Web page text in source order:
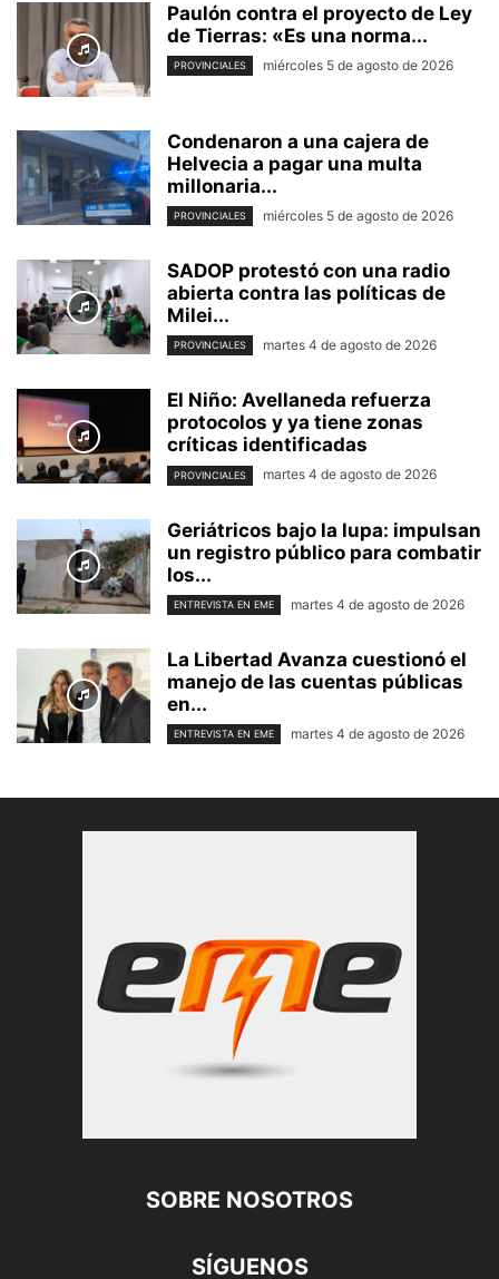
Paulón contra el proyecto de Ley
de Tierras: «Es una norma...
PROVINCIALES miércoles 5 de agosto de 2026
Condenaron a una cajera de
Helvecia a pagar una multa
millonaria...
PROVINCIALES miércoles 5 de agosto de 2026
SADOP protestó con una radio
abierta contra las políticas de
Milei...
PROVINCIALES martes 4 de agosto de 2026
El Niño: Avellaneda refuerza
protocolos y ya tiene zonas
críticas identificadas
PROVINCIALES martes 4 de agosto de 2026
Geriátricos bajo la lupa: impulsan
un registro público para combatir
los...
ENTREVISTA EN EME martes 4 de agosto de 2026
La Libertad Avanza cuestionó el
manejo de las cuentas públicas
en...
ENTREVISTA EN EME martes 4 de agosto de 2026
SOBRE NOSOTROS
SÍGUENOS